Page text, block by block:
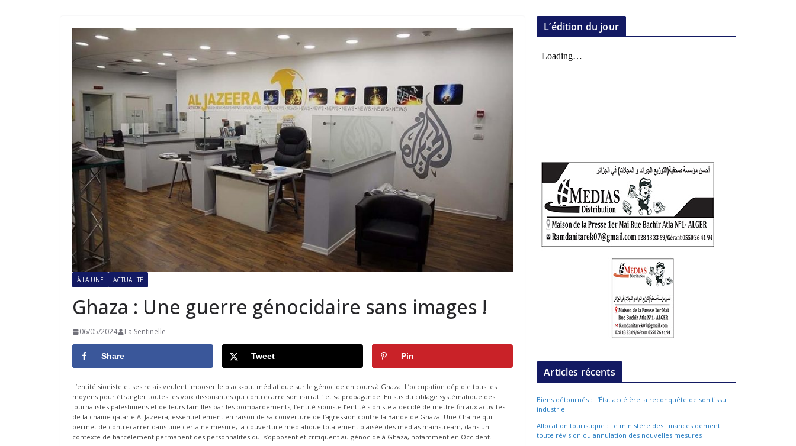
À LA UNE ACTUALITÉ
Ghaza : Une guerre génocidaire sans images !
06/05/2024 La Sentinelle
Share Tweet Pin
L’entité sioniste et ses relais veulent imposer le black-out médiatique sur le génocide en cours à Ghaza. L’occupation déploie tous les
moyens pour étrangler toutes les voix dissonantes qui contrecarre son narratif et sa propagande. En sus du ciblage systématique des
journalistes palestiniens et de leurs familles par les bombardements, l’entité sioniste l’entité sioniste a décidé de mettre fin aux activités
de la chaine qatarie Al Jazeera, essentiellement en raison de sa couverture de l’agression contre la Bande de Ghaza. Une Chaine qui
permet de contrecarrer dans une certaine mesure, la couverture médiatique totalement biaisée des médias mainstream, dans un
contexte de harcèlement permanent des personnalités qui s’opposent et critiquent au génocide à Ghaza, notamment en Occident.
L’édition du jour
Articles récents
Biens détournés : L’État accélère la reconquête de son tissu
industriel
Allocation touristique : Le ministère des Finances dément
toute révision ou annulation des nouvelles mesures